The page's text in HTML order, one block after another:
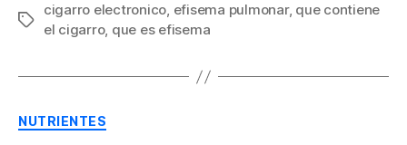
Etiquetas
cigarro electronico, efisema pulmonar, que contiene
el cigarro, que es efisema
NUTRIENTES